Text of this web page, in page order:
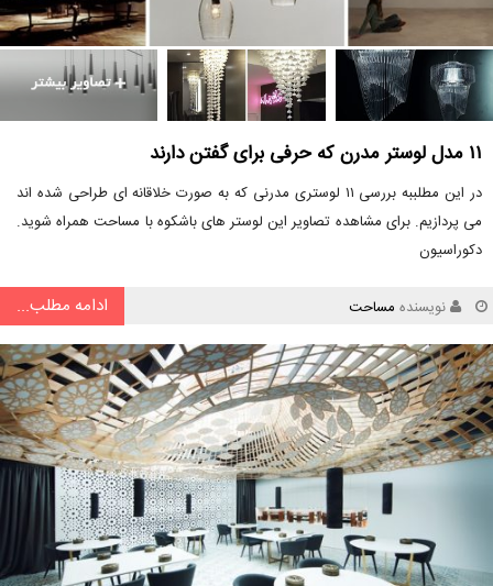
۱۱ مدل لوستر مدرن که حرفی برای گفتن دارند
در این مطلببه بررسی ۱۱ لوستری مدرنی که به صورت خلاقانه ای طراحی شده اند
می پردازیم. برای مشاهده تصاویر این لوستر های باشکوه با مساحت همراه شوید.
دکوراسیون
نویسنده مساحت ادامه مطلب...